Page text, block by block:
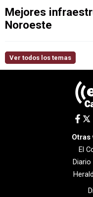
Mejores
Noroeste
Ver todos los temas
Otras
El
Diario